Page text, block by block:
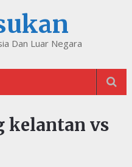
Dan Luar Negara
kelantan vs